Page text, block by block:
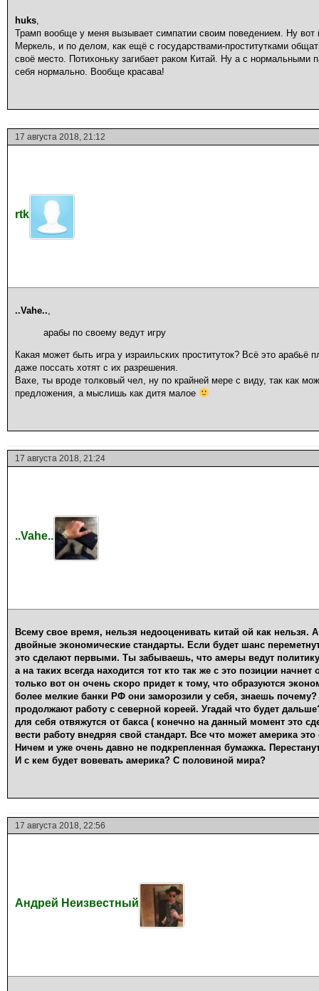
huks,
Трамп вообще у меня вызывает симпатии своим поведением. Ну вот
Меркель, и по делом, как ещё с государствами-проститутками
своё место. Потихоньку загибает раком Китай. Ну а с
себя нормально. Вообще красава!
17 августа 2018, 21:12
rtk
..Vahe..,
арабы по своему ведут игру
Какая может быть игра у израильских проституток? Всё это
даже поссать хотят с их разрешения.
Вахе, ты вроде толковый чел, ну по крайней мере с виду, так как
предложения, а мыслишь как дитя малое
17 августа 2018, 21:24
..Vahe..
Всему свое время, нельзя недооценивать китай ой как нельзя.
двойные экономические стандарты. Если будет шанс
это сделают первыми. Ты забываешь, что амеры ведут
а на таких всегда находится тот кто так же с это позиции
только вот он очень скоро придет к тому, что образуются
более мелкие банки РФ они заморозили у себя, знаешь
продолжают работу с северной кореей. Угадай что будет
для себя отвяжутся от бакса ( конечно на данный момент это
вести работу внедряя свой стандарт. Все что может америка
Ничем и уже очень давно не подкрепленная бумажка.
И с кем будет вовевать америка? С половиной мира?
17 августа 2018, 22:56
Андрей Неизвестный